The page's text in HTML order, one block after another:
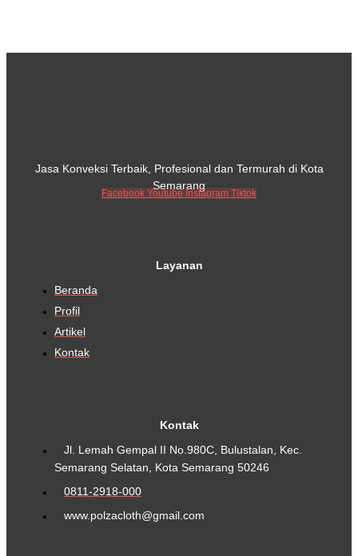
Jasa Konveksi Terbaik, Profesional dan Termurah di Kota
Semarang
Facebook Youtube Instagram Tiktok
Layanan
Beranda
Profil
Artikel
Kontak
Kontak
Jl. Lemah Gempal II No.980C, Bulustalan, Kec.
Semarang Selatan, Kota Semarang 50246
0811-2918-000
www.polzacloth@gmail.com